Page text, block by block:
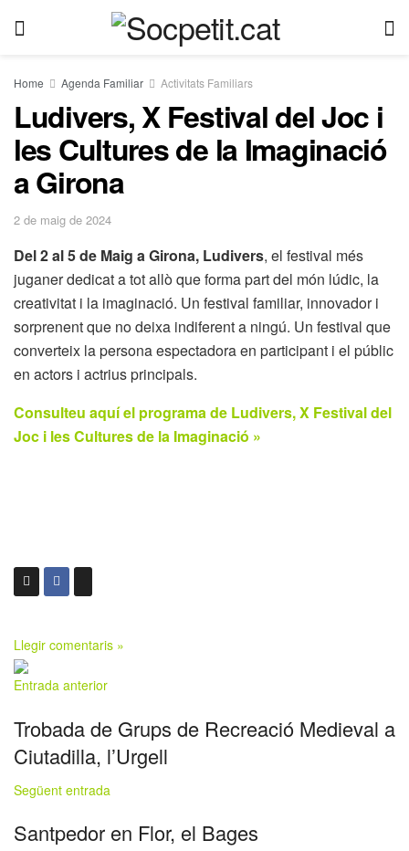
Home Agenda Familiar Activitats Familiars
Ludivers, X Festival del Joc i
les Cultures de la Imaginació
a Girona
2 de maig de 2024
Del 2 al 5 de Maig a Girona, Ludivers, el festival més
juganer dedicat a tot allò que forma part del món lúdic, la
creativitat i la imaginació. Un festival familiar, innovador i
sorprenent que no deixa indiferent a ningú. Un festival que
converteix la persona espectadora en participant i el públic
en actors i actrius principals.
Consulteu aquí el programa de Ludivers, X Festival del
Joc i les Cultures de la Imaginació »
Llegir comentaris »
Entrada anterior
Trobada de Grups de Recreació Medieval a
Ciutadilla, l’Urgell
Següent entrada
Santpedor en Flor, el Bages